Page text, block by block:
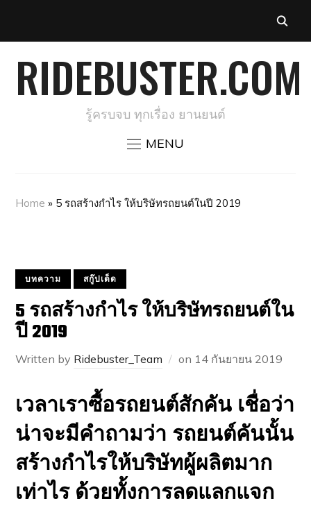
RIDEBUSTER.COM
รู้ครบจบ ทุกเรื่อง ยานยนต์
MENU
Home » 5 รถสร้างกำไร ให้บริษัทรถยนต์ในปี 2019
บทความ สกู๊ปเด็ด
5 รถสร้างกำไร ให้บริษัทรถยนต์ใน
ปี 2019
Written by Ridebuster_Team on 14 กันยายน 2019
เวลาเราซื้อรถยนต์สักคัน เชื่อว่า
น่าจะมีคำถามว่า รถยนต์คันนั้น
สร้างกำไรให้บริษัทผู้ผลิตมาก
เท่าไร ด้วยทั้งการลดแลกแจก